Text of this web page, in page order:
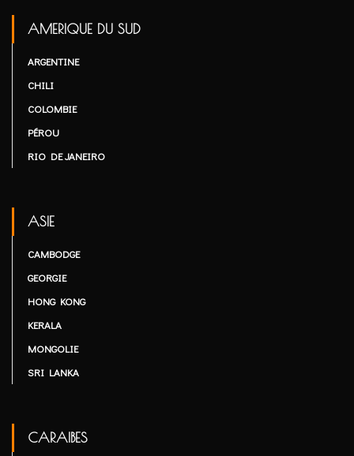
AMERIQUE DU SUD
ARGENTINE
CHILI
COLOMBIE
PÉROU
RIO DE JANEIRO
ASIE
CAMBODGE
GEORGIE
HONG KONG
KERALA
MONGOLIE
SRI LANKA
CARAIBES